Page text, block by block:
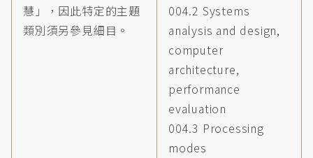
慧」，因此特定的主題
類別須另參見細目。
004.2 Systems
analysis and design,
computer
architecture,
performance
evaluation
004.3 Processing
modes